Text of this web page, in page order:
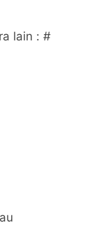
lain : #